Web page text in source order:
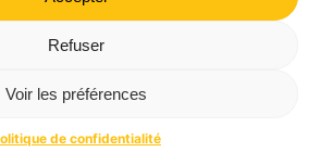
Refuser
Voir les préférences
de confidentialité